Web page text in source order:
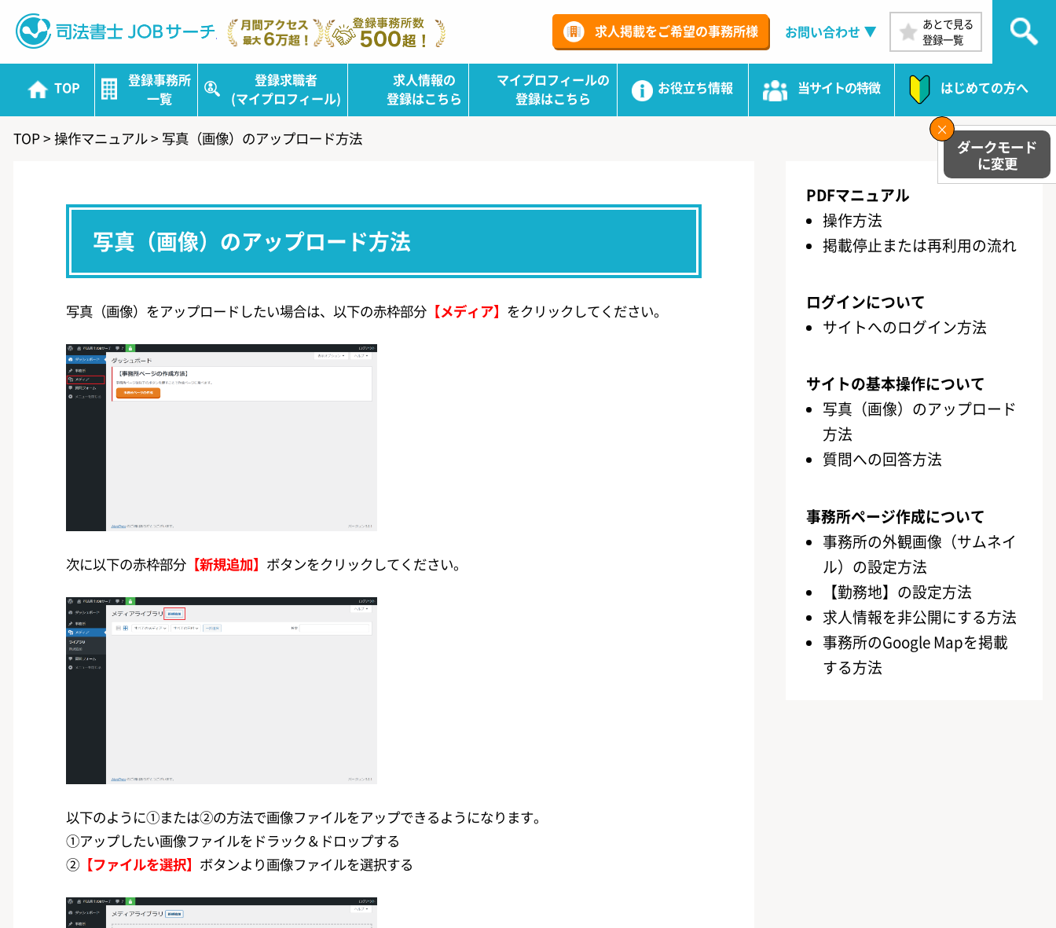
司法書士JOBサーチ 求人掲載をご希望の事務所様 お問い合わせ
あとで見る
登録一覧
TOP
登録事務所
一覧
登録求職者
(マイプロフィール)
求人情報の
登録はこちら
マイプロフィールの
登録はこちら
お役立ち情報 当サイトの特徴 はじめての方へ
TOP> 操作マニュアル> 写真（画像）のアップロード方法
写真（画像）のアップロード方法
写真（画像）をアップロードしたい場合は、以下の赤枠部分【メディア】 をクリックしてください。
次に以下の赤枠部分【新規追加】 ボタンをクリックしてください。
以下のように①または②の方法で画像ファイルをアップできるようになります。
①アップしたい画像ファイルをドラック＆ドロップする
②【ファイルを選択】 ボタンより画像ファイルを選択する
PDFマニュアル
操作方法
掲載停止または再利用の流れ
ログインについて
サイトへのログイン方法
サイトの基本操作について
写真（画像）のアップロード
方法
質問への回答方法
事務所ページ作成について
事務所の外観画像（サムネイ
ル）の設定方法
【勤務地】の設定方法
求人情報を非公開にする方法
事務所のGoogle Mapを掲載
する方法